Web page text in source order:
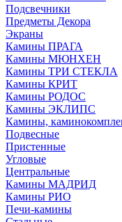
Подсвечники
Предметы Декора
Экраны
Камины ПРАГА
Камины МЮНХЕН
Камины ТРИ СТЕКЛА
Камины КРИТ
Камины РОДОС
Камины ЭКЛИПС
Камины,
Подвесные
Пристенные
Угловые
Центральные
Камины МАДРИД
Камины РИО
Печи-камины